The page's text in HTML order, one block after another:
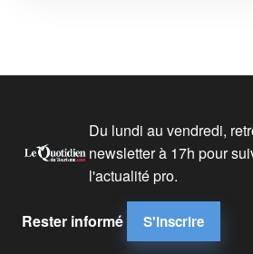
Du lundi au vendredi,
newsletter à 17h pour
l'actualité pro.
Rester informé S'inscrire